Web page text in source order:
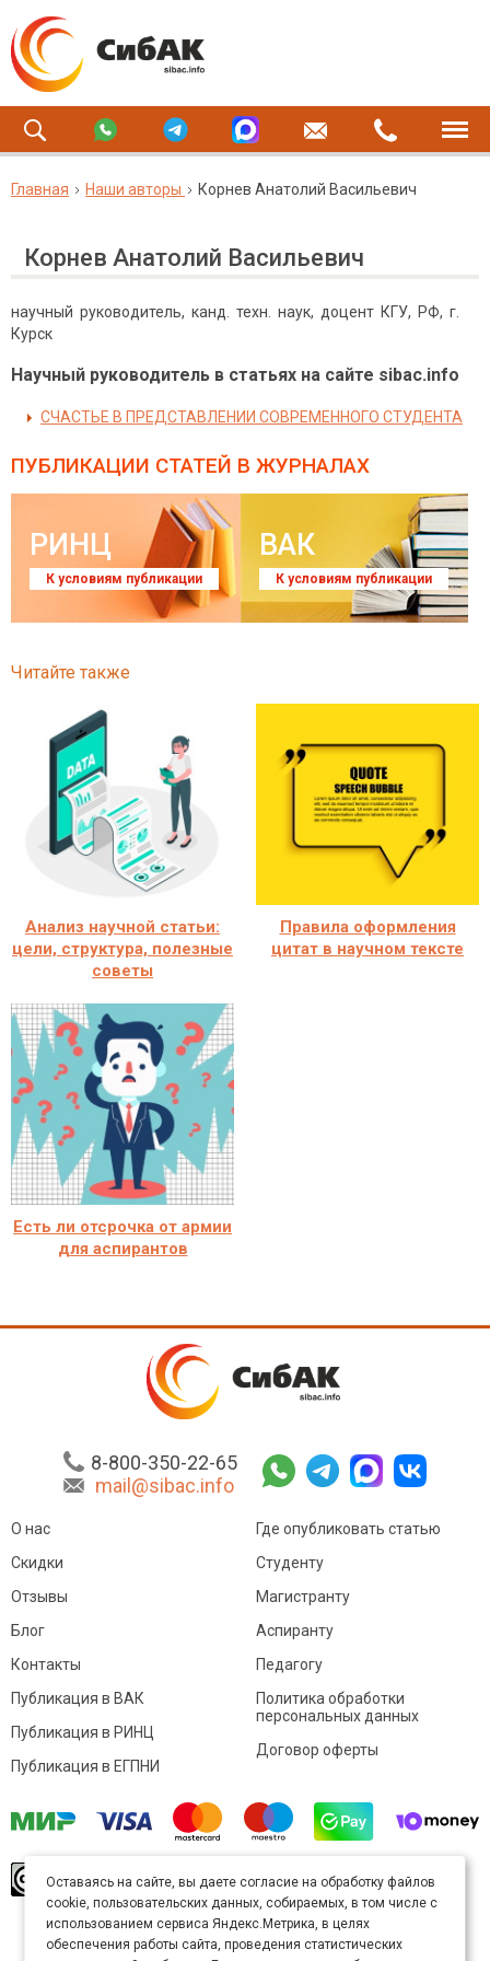
Главная Наши авторы Корнев Анатолий Васильевич
Корнев Анатолий Васильевич
научный руководитель, канд. техн. наук, доцент КГУ, РФ, г.
Курск
Научный руководитель в статьях на сайте sibac.info
СЧАСТЬЕ В ПРЕДСТАВЛЕНИИ СОВРЕМЕННОГО СТУДЕНТА
ПУБЛИКАЦИИ СТАТЕЙ В ЖУРНАЛАХ
РИНЦ
К условиям публикации
ВАК
К условиям публикации
Читайте также
Анализ научной статьи:
цели, структура, полезные
советы
Правила оформления
цитат в научном тексте
Есть ли отсрочка от армии
для аспирантов
8-800-350-22-65
mail@sibac.info
О нас
Скидки
Отзывы
Блог
Контакты
Где опубликовать статью
Студенту
Магистранту
Аспиранту
Педагогу
Публикация в ВАК
Публикация в РИНЦ
Публикация в ЕГПНИ
Политика обработки
персональных данных
Договор оферты
произведение доступно полицензии Creative
Commons «Attribution» («Атрибуция») 4.0
Непортированная.
Карта сайта
Оставаясь на сайте, вы даете согласие на обработку файлов
cookie, пользовательских данных, собираемых, в том числе с
использованием сервиса Яндекс.Метрика, в целях
обеспечения работы сайта, проведения статистических